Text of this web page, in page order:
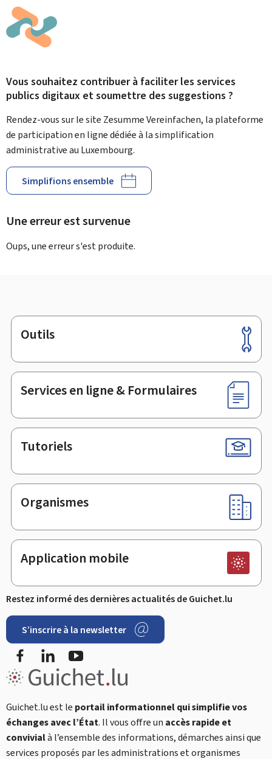
Vous souhaitez contribuer à faciliter les services
publics digitaux et soumettre des suggestions ?
Rendez-vous sur le site Zesumme Vereinfachen, la plateforme
de participation en ligne dédiée à la simplification
administrative au Luxembourg.
Simplifions ensemble
Une erreur est survenue
Oups, une erreur s'est produite.
Pied
de
page
Outils
Services en ligne & Formulaires
Tutoriels
Organismes
Application mobile
Restez informé des dernières actualités de Guichet.lu
S’inscrire à la newsletter
FacebookLinkedIn
Guichet.lu est le portail informationnel qui simplifie vos
échanges avec l’État. Il vous offre un accès rapide et
convivialà l’ensemble des informations, démarches ainsi que
services proposés par les administrations et organismes